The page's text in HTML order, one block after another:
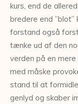
kurs, end de
bredere end ”blot”
forstand også
tænke ud af den
verden på en
med måske
stand til at
genlyd og skaber